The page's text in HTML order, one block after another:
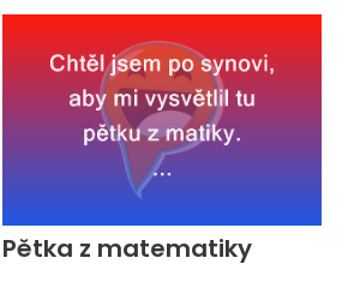
Pětka z matematiky